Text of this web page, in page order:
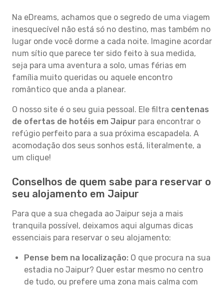
Na eDreams, achamos que o segredo de uma viagem
inesquecível não está só no destino, mas também no
lugar onde você dorme a cada noite. Imagine acordar
num sítio que parece ter sido feito à sua medida,
seja para uma aventura a solo, umas férias em
família muito queridas ou aquele encontro
romântico que anda a planear.
O nosso site é o seu guia pessoal. Ele filtra centenas
de ofertas de hotéis em Jaipur para encontrar o
refúgio perfeito para a sua próxima escapadela. A
acomodação dos seus sonhos está, literalmente, a
um clique!
Conselhos de quem sabe para reservar o
seu alojamento em Jaipur
Para que a sua chegada ao Jaipur seja a mais
tranquila possível, deixamos aqui algumas dicas
essenciais para reservar o seu alojamento:
Pense bem na localização: O que procura na sua
estadia no Jaipur? Quer estar mesmo no centro
de tudo, ou prefere uma zona mais calma com